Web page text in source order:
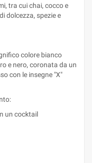
tra cui chai, cocco e
dolcezza, spezie e
colore bianco
e nero, coronata da un
con le insegne "X"
un cocktail